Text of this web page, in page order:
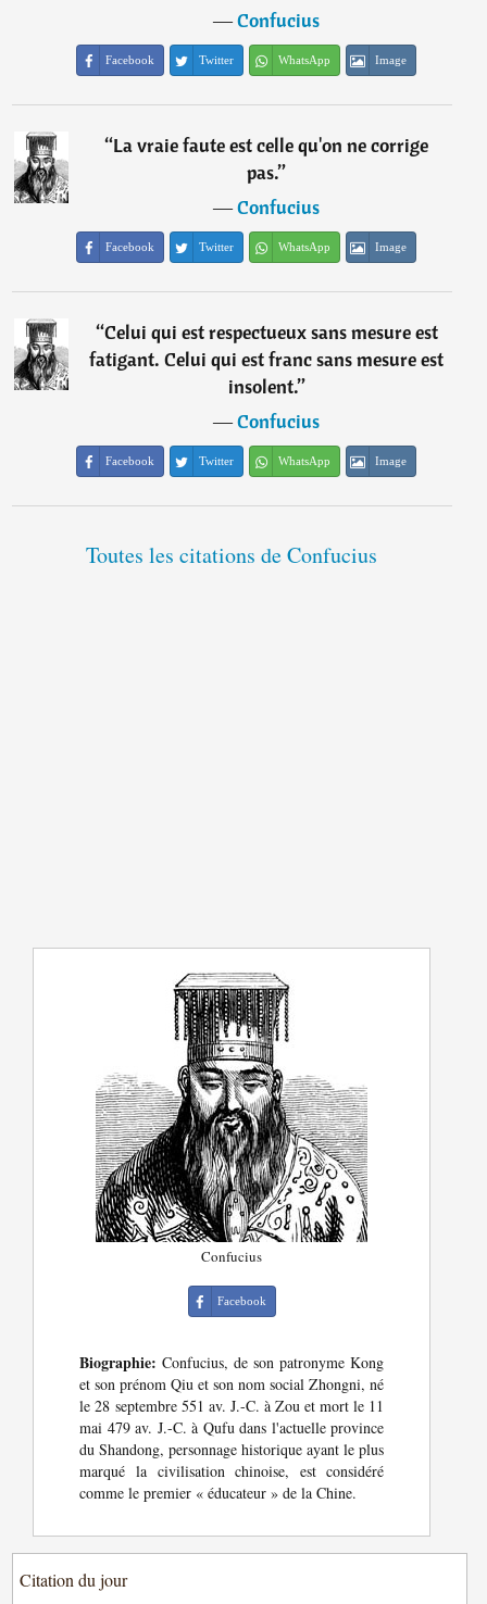
―Confucius
Facebook Twitter WhatsApp Image
“La vraie faute est celle qu'on ne corrige
pas.”
―Confucius
Facebook Twitter WhatsApp Image
“Celui qui est respectueux sans mesure est
fatigant. Celui qui est franc sans mesure est
insolent.”
―Confucius
Facebook Twitter WhatsApp Image
Toutes les citations de Confucius
Confucius
Facebook
Biographie: Confucius, de son patronyme Kong
et son prénom Qiu et son nom social Zhongni, né
le 28 septembre 551 av. J.-C. à Zou et mort le 11
mai 479 av. J.-C. à Qufu dans l'actuelle province
du Shandong, personnage historique ayant le plus
marqué la civilisation chinoise, est considéré
comme le premier « éducateur » de la Chine.
Citation du jour